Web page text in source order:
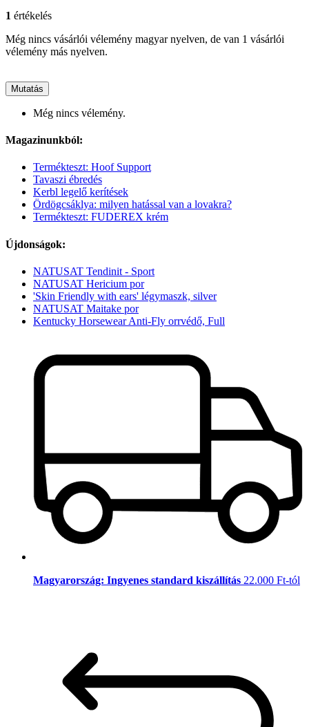
1 értékelés
Még nincs vásárlói vélemény magyar nyelven, de van 1 vásárlói
vélemény más nyelven.
Mutatás
Még nincs vélemény.
Magazinunkból:
Termékteszt: Hoof Support
Tavaszi ébredés
Kerbl legelő kerítések
Ördögcsáklya: milyen hatással van a lovakra?
Termékteszt: FUDEREX krém
Újdonságok:
NATUSAT Tendinit - Sport
NATUSAT Hericium por
'Skin Friendly with ears' légymaszk, silver
NATUSAT Maitake por
Kentucky Horsewear Anti-Fly orrvédő, Full
Magyarország: Ingyenes standard kiszállítás 22.000 Ft-tól